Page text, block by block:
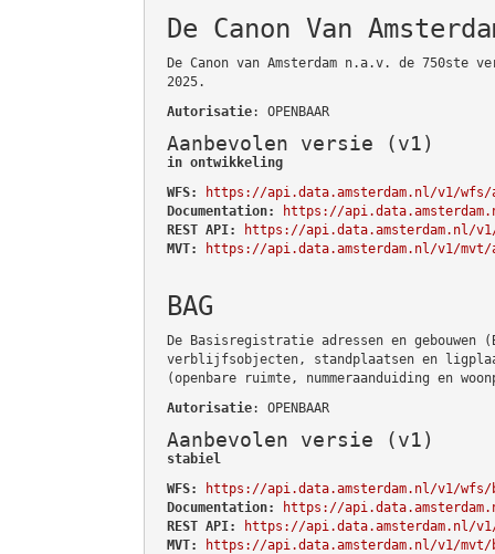
De Canon Van
De Canon van Amsterdam n.a.v. de 750ste
2025.
Autorisatie: OPENBAAR
Aanbevolen versie (v1)
in ontwikkeling
WFS:
https://api.data.amsterdam.nl/v1/wfs/
Documentation:
https://
REST API:
https://api.data.amsterdam.nl/v1/
MVT:
https://api.data.amsterdam.nl/v1/mvt/
BAG
De Basisregistratie adressen en gebouwen
verblijfsobjecten, standplaatsen en
(openbare ruimte, nummeraanduiding en
Autorisatie: OPENBAAR
Aanbevolen versie (v1)
stabiel
WFS:
https://api.data.amsterdam.nl/v1/wfs/
Documentation:
https://
REST API:
https://api.data.amsterdam.nl/
MVT:
https://api.data.amsterdam.nl/v1/mvt/